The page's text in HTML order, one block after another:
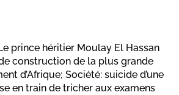
prince héritier Moulay El Hassan
construction de la plus grande
d’Afrique; Société: suicide d’une
en train de tricher aux examens